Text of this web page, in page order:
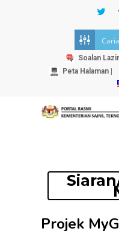
twitter
Soalan
Peta Halaman |
Projek